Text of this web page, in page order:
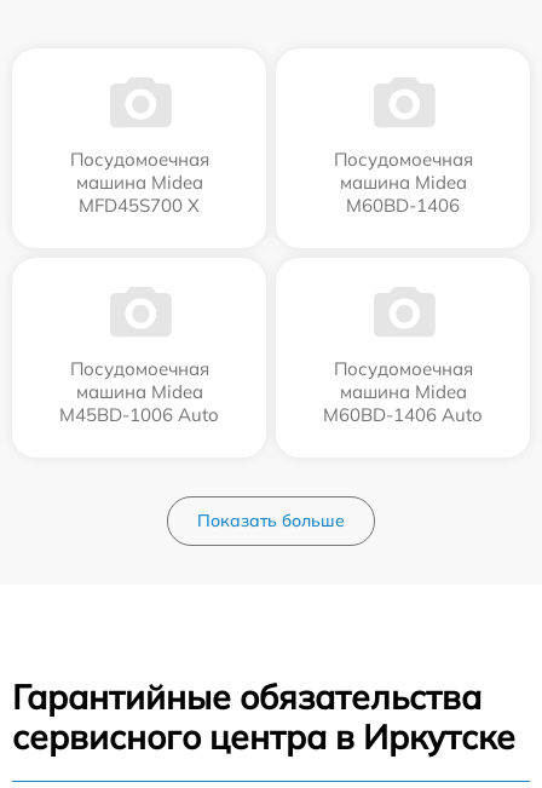
Посудомоечная
машина Midea
MFD45S700 X
Посудомоечная
машина Midea
M60BD-1406
Посудомоечная
машина Midea
M45BD-1006 Auto
Посудомоечная
машина Midea
M60BD-1406 Auto
Показать больше
Гарантийные обязательства
сервисного центра в Иркутске